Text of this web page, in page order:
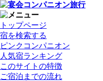
トップページ
宿を検索する
ピンクコンパニオン
人気宿ランキング
このサイトの特徴
ご宿泊までの流れ